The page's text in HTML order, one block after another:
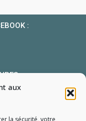
aux
la sécurité, votre
:
:
et 14h-19h
18h